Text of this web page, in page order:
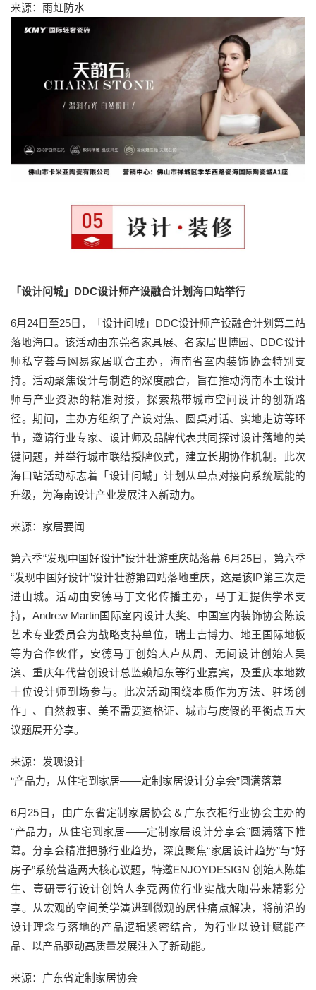
来源：雨虹防水
「设计问城」DDC设计师产设融合计划海口站举行
6月24日至25日，「设计问城」DDC设计师产设融合计划第二站
落地海口。该活动由东莞名家具展、名家居世博园、DDC设计
师私享荟与网易家居联合主办，海南省室内装饰协会特别支
持。活动聚焦设计与制造的深度融合，旨在推动海南本土设计
师与产业资源的精准对接，探索热带城市空间设计的创新路
径。期间，主办方组织了产设对焦、圆桌对话、实地走访等环
节，邀请行业专家、设计师及品牌代表共同探讨设计落地的关
键问题，并举行城市联结授牌仪式，建立长期协作机制。此次
海口站活动标志着「设计问城」计划从单点对接向系统赋能的
升级，为海南设计产业发展注入新动力。
来源：家居要闻
第六季“发现中国好设计”设计壮游重庆站落幕 6月25日，第六季
“发现中国好设计”设计壮游第四站落地重庆，这是该IP第三次走
进山城。活动由安德马丁文化传播主办，马丁汇提供学术支
持，Andrew Martin国际室内设计大奖、中国室内装饰协会陈设
艺术专业委员会为战略支持单位，瑞士吉博力、地王国际地板
等为合作伙伴，安德马丁创始人卢从周、无间设计创始人吴
滨、重庆年代营创设计总监赖旭东等行业嘉宾，及重庆本地数
十位设计师到场参与。此次活动围绕本质作为方法、驻场创
作」、自然叙事、美不需要资格证、城市与度假的平衡点五大
议题展开分享。
来源：发现设计
“产品力，从住宅到家居——定制家居设计分享会”圆满落幕
6月25日，由广东省定制家居协会＆广东衣柜行业协会主办的
“产品力，从住宅到家居——定制家居设计分享会”圆满落下帷
幕。分享会精准把脉行业趋势，深度聚焦“家居设计趋势”与“好
房子”系统营造两大核心议题，特邀ENJOYDESIGN 创始人陈雄
生、壹研壹行设计创始人李竞两位行业实战大咖带来精彩分
享。从宏观的空间美学演进到微观的居住痛点解决，将前沿的
设计理念与落地的产品逻辑紧密结合，为行业以设计赋能产
品、以产品驱动高质量发展注入了新动能。
来源：广东省定制家居协会